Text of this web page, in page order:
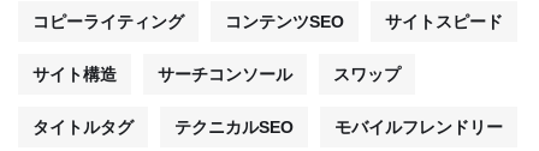
コピーライティング コンテンツSEO サイトスピード
サイト構造 サーチコンソール スワップ
タイトルタグ テクニカルSEO モバイルフレンドリー